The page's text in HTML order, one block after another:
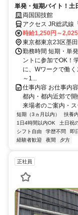
単発・短期バイト！土
未経験歓迎！髪色・髪
両国国技館
アクセス JR総武線
国駅」A3出口徒歩5
時給1,250円～
東京都東京23区墨
勤務時間 短期・単
ントに参加でOK！
に、Wワークで働
～1...
仕事内容 お仕事内
都内・都内近郊で
来場者のご案内・ス
短期（3ヵ月以内） 扶養
1日4時間以内OK
土日祝
シフト自由
学歴不問 即
経験者歓迎
夜間 夕方
正社員